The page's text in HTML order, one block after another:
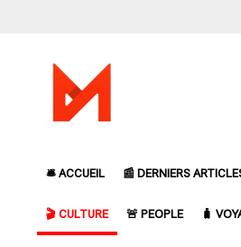
🛎️ ACCUEIL 📰 DERNIERS
🎬 CULTURE 🚨 PEOPLE 🧳